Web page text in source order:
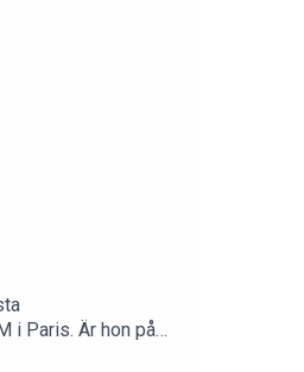
i Paris. Är hon på
Almgren skriver